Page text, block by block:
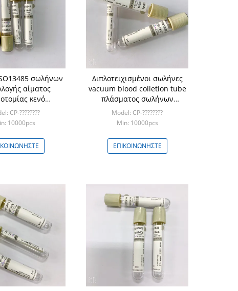
σωλήνων
αίματος
κενό
CP-????????
10000pcs
Διπλοτειχισμένοι σωλήνες
vacuum blood colletion tube
πλάσματος σωλήνων
εξετάσεων αίματος
Coggulation
Model: CP-????????
Min: 10000pcs
ΕΠΙΚΟΙΝΩΝΉΣΤΕ